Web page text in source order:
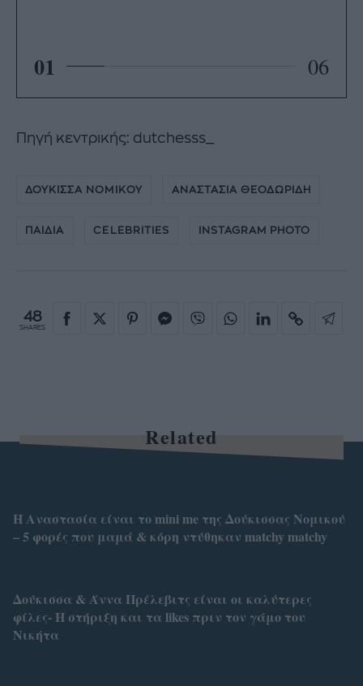
01 06
Πηγή κεντρικής: dutchesss_
ΔΟΥΚΙΣΣΑ ΝΟΜΙΚΟΥ ΑΝΑΣΤΑΣΙΑ ΘΕΟΔΩΡΙΔΗ
ΠΑΙΔΙΑ CELEBRITIES INSTAGRAM PHOTO
48
SHARES
Related
Η Αναστασία είναι το mini me της Δούκισσας Νομικού
– 5 φορές που μαμά & κόρη ντύθηκαν matchy matchy
Δούκισσα & Άννα Πρέλεβιτς είναι οι καλύτερες
φίλες- Η στήριξη και τα likes πριν τον γάμο του
Νικήτα